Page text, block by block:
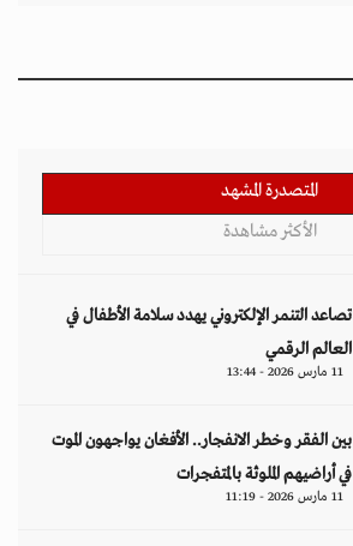
المتصدرة المشهد
الأكثر مشاهدة
تصاعد التنمر الإلكتروني يهدد سلامة الأطفال في
العالم الرقمي
11 مارس 2026 - 13:44
بين الفقر وخطر الانفجار.. الأفغان يواجهون الموت
في أراضيهم الملوثة بالمتفجرات
11 مارس 2026 - 11:19